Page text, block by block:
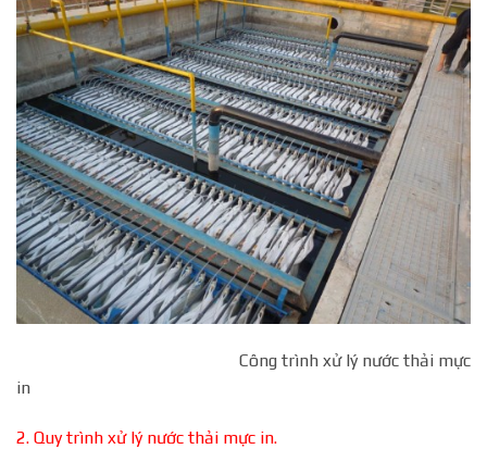
Công trình xử lý nước thải mực
in
2. Quy trình xử lý nước thải mực in.